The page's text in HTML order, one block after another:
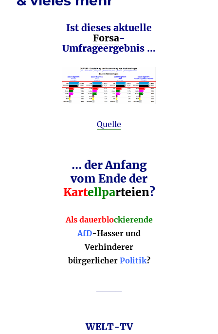
Ist dieses aktuelle
Forsa-
Umfrageergebnis …
Quelle
… der Anfang
vom Ende der
Kartellparteien?
Als dauerblockierende
AfD-Hasser und
Verhinderer
bürgerlicher Politik?
WELT-TV